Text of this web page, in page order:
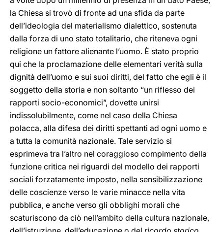
la Chiesa si trovò di fronte ad una sfida da parte
dell’ideologia del materialismo dialettico, sostenuta
dalla forza di uno stato totalitario, che riteneva ogni
religione un fattore alienante l’uomo. È stato proprio
qui che la proclamazione delle elementari verità sulla
dignità dell’uomo e sui suoi diritti, del fatto che egli è il
soggetto della storia e non soltanto “un riflesso dei
rapporti socio-economici”, dovette unirsi
indissolubilmente, come nel caso della Chiesa
polacca, alla difesa dei diritti spettanti ad ogni uomo e
a tutta la comunità nazionale. Tale servizio si
esprimeva tra l’altro nel coraggioso compimento della
funzione critica nei riguardi del modello dei rapporti
sociali forzatamente imposto, nella sensibilizzazione
delle coscienze verso le varie minacce nella vita
pubblica, e anche verso gli obblighi morali che
scaturiscono da ciò nell’ambito della cultura nazionale,